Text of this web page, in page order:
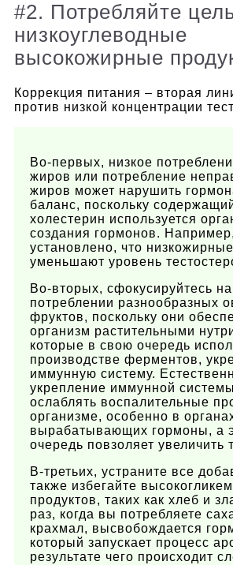
#2. Потребляйте
низкоуглеводные
высокожирные
Коррекция питания – вторая
против низкой концентрации
Во-первых, низкое
жиров или потребление
жиров может нарушить
баланс, поскольку
холестерин используется
создания гормонов.
установлено, что
уменьшают уровень
Во-вторых, сфокусируйтесь
потреблении разнообразных
фруктов, поскольку они
организм растительными
которые в свою очередь
производстве ферментов,
иммунную систему.
укрепление иммунной
ослаблять воспалительные
организме, особенно в
вырабатывающих гормоны, а
очередь повзоляет увеличить
В-третьих, устраните все
также избегайте
продуктов, таких как хлеб и
раз, когда вы потребляете
крахмал, высвобождается
который запускает процесс
результате чего происходит